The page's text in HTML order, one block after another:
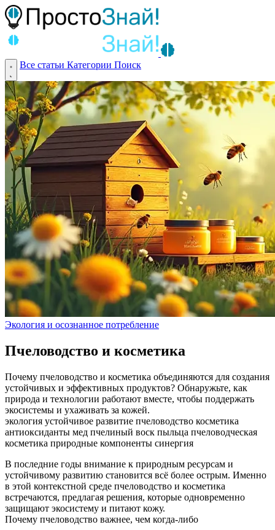
Все статьи Категории Поиск
Экология и осознанное потребление
Пчеловодство и косметика
Почему пчеловодство и косметика объединяются для создания
устойчивых и эффективных продуктов? Обнаружьте, как
природа и технологии работают вместе, чтобы поддержать
экосистемы и ухаживать за кожей.
экология устойчивое развитие пчеловодство косметика
антиоксиданты мед пчелиный воск пыльца пчеловодческая
косметика природные компоненты синергия
В последние годы внимание к природным ресурсам и
устойчивому развитию становится всё более острым. Именно
в этой контекстной среде пчеловодство и косметика
встречаются, предлагая решения, которые одновременно
защищают экосистему и питают кожу.
Почему пчеловодство важнее, чем когда‑либо